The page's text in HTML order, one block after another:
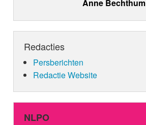
Anne Bechthum
Redacties
Persberichten
Redactie Website
NLPO